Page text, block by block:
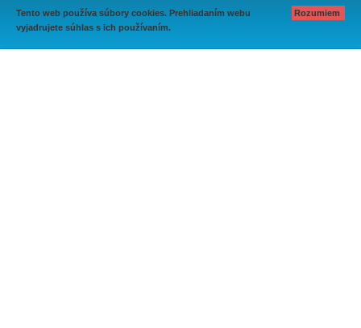
Tento web používa súbory cookies. Prehliadaním webu
vyjadrujete súhlas s ich používaním.
Rozumiem